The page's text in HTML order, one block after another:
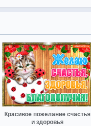
Красивое пожелание счастья
и здоровья